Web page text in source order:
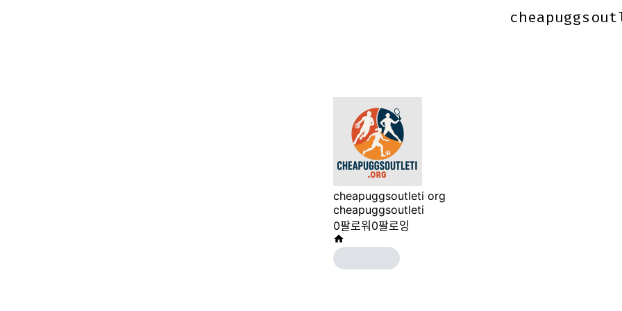
cheapuggsoutleti org
cheapuggsoutleti
0팔로워 0팔로잉